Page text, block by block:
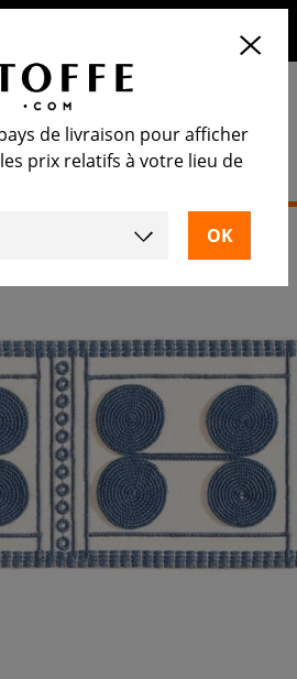
de livraison pour afficher
prix relatifs à votre lieu de